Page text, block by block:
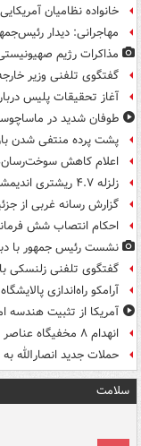
خانواده نظامیان
مهاجرانی: دیدار
مذاکرات رژیم
گفتگوی تلفنی وزیر
آغاز تحقیقات پلیس
طوفان شدید در
پشت پرده منتفی شدن
اعلام کاهش
زلزله ۴.۷ ریشتری اندیمشک شهرهای شمال خوزستان را لرزاند
گزارش رسانه غربی از
احکام انتصاب شش
نشست رئیس جمهور با
گفتگوی تلفنی زلنسکی
آرامکو راه‌اندازی پالایشگاه جازان را ۲ هفته
آمریکا از تثبیت هندسه
انهدام ۸ مخفیگاه عناصر داعش در استان کرکوک عراق
حملات جدید انصارالله به
سلامت